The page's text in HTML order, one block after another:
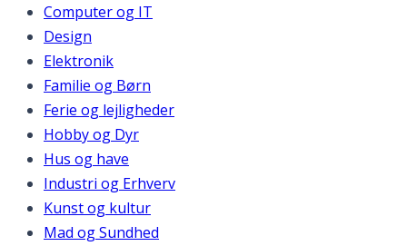
Computer og IT
Design
Elektronik
Familie og Børn
Ferie og lejligheder
Hobby og Dyr
Hus og have
Industri og Erhverv
Kunst og kultur
Mad og Sundhed